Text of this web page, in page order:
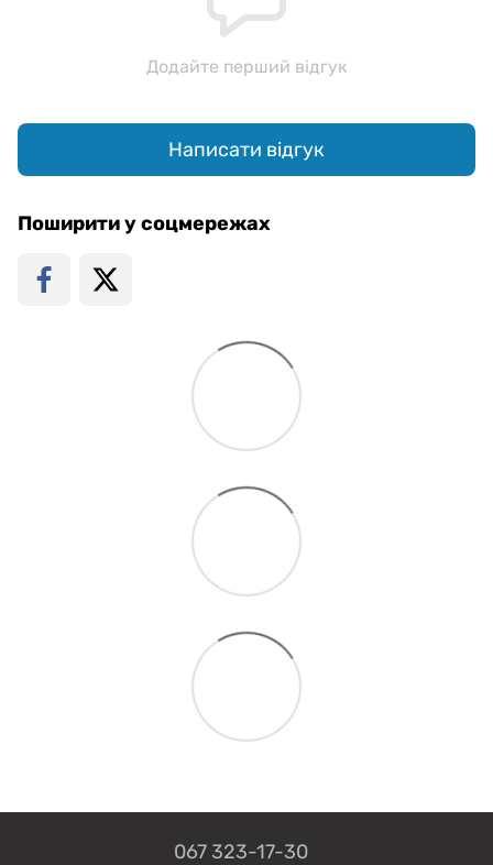
Додайте перший відгук
Написати відгук
Поширити у соцмережах
067 323-17-30